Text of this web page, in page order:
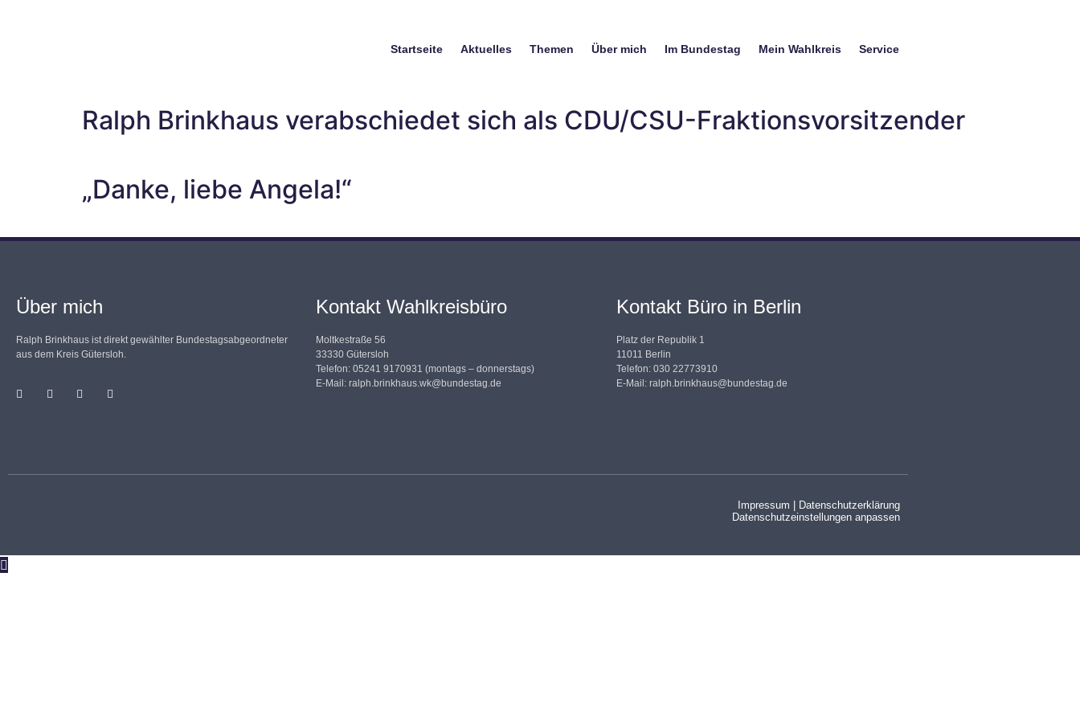
Startseite Aktuelles Themen Über mich Im Bundestag Mein Wahlkreis Service
Ralph Brinkhaus verabschiedet sich als CDU/CSU-Fraktionsvorsitzender
„Danke, liebe Angela!“
Über mich
Ralph Brinkhaus ist direkt gewählter Bundestagsabgeordneter
aus dem Kreis Gütersloh.
Kontakt Wahlkreisbüro
Moltkestraße 56
33330 Gütersloh
Telefon: 05241 9170931 (montags – donnerstags)
E-Mail:ralph.brinkhaus.wk@bundestag.de
Kontakt Büro in Berlin
Platz der Republik 1
11011 Berlin
Telefon: 030 22773910
E-Mail: ralph.brinkhaus@bundestag.de
Impressum
Datenschutzerklärung
Datenschutzeinstellungen anpassen